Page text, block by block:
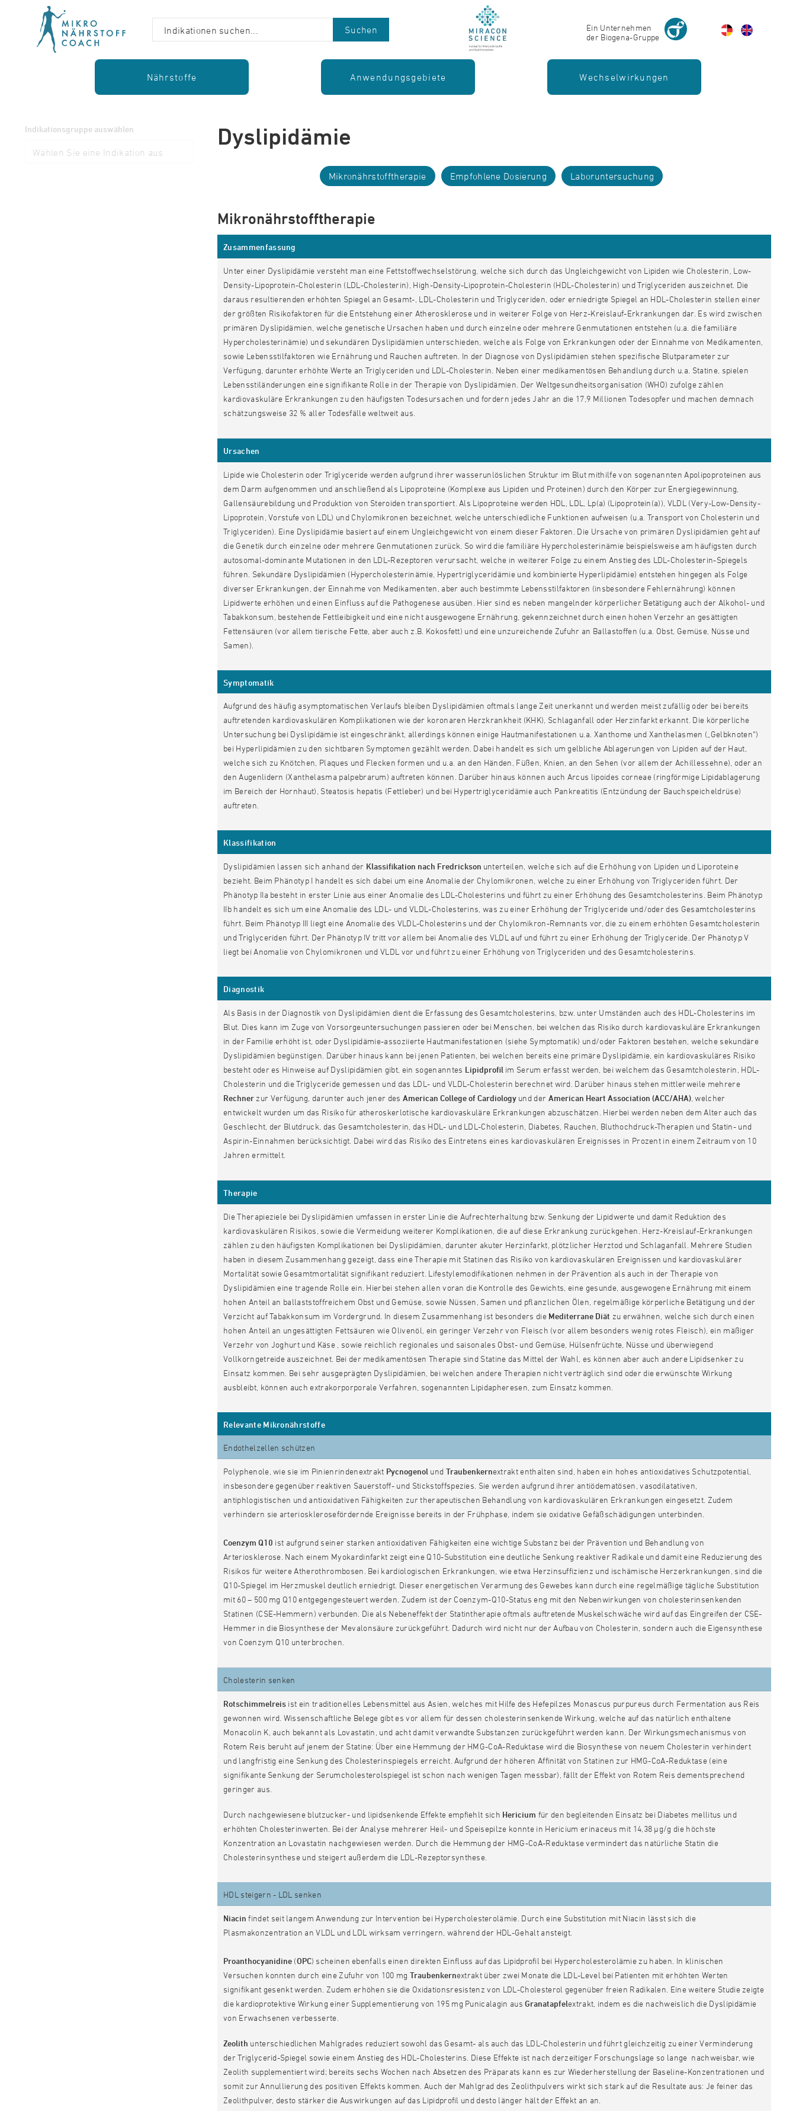
Suchen
Ein Unternehmen
der Biogena-Gruppe
Nährstoffe Anwendungsgebiete Wechselwirkungen
Dyslipidämie
Mikronährstofftherapie Empfohlene Dosierung Laboruntersuchung
Mikronährstofftherapie
Zusammenfassung
Unter einer Dyslipidämie versteht man eine Fettstoffwechselstörung, welche sich durch das Ungleichgewicht von Lipiden wie Cholesterin, Low-
Density-Lipoprotein-Cholesterin (LDL-Cholesterin), High-Density-Lipoprotein-Cholesterin (HDL-Cholesterin) und Triglyceriden auszeichnet. Die
daraus resultierenden erhöhten Spiegel an Gesamt-, LDL-Cholesterin und Triglyceriden, oder erniedrigte Spiegel an HDL-Cholesterin stellen einer
der größten Risikofaktoren für die Entstehung einer Atherosklerose und in weiterer Folge von Herz-Kreislauf-Erkrankungen dar. Es wird zwischen
primären Dyslipidämien, welche genetische Ursachen haben und durch einzelne oder mehrere Genmutationen entstehen (u.a. die familiäre
Hypercholesterinämie) und sekundären Dyslipidämien unterschieden, welche als Folge von Erkrankungen oder der Einnahme von Medikamenten,
sowie Lebensstilfaktoren wie Ernährung und Rauchen auftreten. In der Diagnose von Dyslipidämien stehen spezifische Blutparameter zur
Verfügung, darunter erhöhte Werte an Triglyceriden und LDL-Cholesterin. Neben einer medikamentösen Behandlung durch u.a. Statine, spielen
Lebensstiländerungen eine signifikante Rolle in der Therapie von Dyslipidämien. Der Weltgesundheitsorganisation (WHO) zufolge zählen
kardiovaskuläre Erkrankungen zu den häufigsten Todesursachen und fordern jedes Jahr an die 17,9 Millionen Todesopfer und machen demnach
schätzungsweise 32 % aller Todesfälle weltweit aus.
Ursachen
Lipide wie Cholesterin oder Triglyceride werden aufgrund ihrer wasserunlöslichen Struktur im Blut mithilfe von sogenannten Apolipoproteinen aus
dem Darm aufgenommen und anschließend als Lipoproteine (Komplexe aus Lipiden und Proteinen) durch den Körper zur Energiegewinnung,
Gallensäurebildung und Produktion von Steroiden transportiert. Als Lipoproteine werden HDL, LDL, Lp(a) (Lipoprotein(a)), VLDL (Very-Low-Density-
Lipoprotein, Vorstufe von LDL) und Chylomikronen bezeichnet, welche unterschiedliche Funktionen aufweisen (u.a. Transport von Cholesterin und
Triglyceriden). Eine Dyslipidämie basiert auf einem Ungleichgewicht von einem dieser Faktoren. Die Ursache von primären Dyslipidämien geht auf
die Genetik durch einzelne oder mehrere Genmutationen zurück. So wird die familiäre Hypercholesterinämie beispielsweise am häufigsten durch
autosomal-dominante Mutationen in den LDL-Rezeptoren verursacht, welche in weiterer Folge zu einem Anstieg des LDL-Cholesterin-Spiegels
führen. Sekundäre Dyslipidämien (Hypercholesterinämie, Hypertriglyceridämie und kombinierte Hyperlipidämie) entstehen hingegen als Folge
diverser Erkrankungen, der Einnahme von Medikamenten, aber auch bestimmte Lebensstilfaktoren (insbesondere Fehlernährung) können
Lipidwerte erhöhen und einen Einfluss auf die Pathogenese ausüben. Hier sind es neben mangelnder körperlicher Betätigung auch der Alkohol- und
Tabakkonsum, bestehende Fettleibigkeit und eine nicht ausgewogene Ernährung, gekennzeichnet durch einen hohen Verzehr an gesättigten
Fettensäuren (vor allem tierische Fette, aber auch z.B. Kokosfett) und eine unzureichende Zufuhr an Ballastoffen (u.a. Obst, Gemüse, Nüsse und
Samen).
Symptomatik
Aufgrund des häufig asymptomatischen Verlaufs bleiben Dyslipidämien oftmals lange Zeit unerkannt und werden meist zufällig oder bei bereits
auftretenden kardiovaskulären Komplikationen wie der koronaren Herzkrankheit (KHK), Schlaganfall oder Herzinfarkt erkannt. Die körperliche
Untersuchung bei Dyslipidämie ist eingeschränkt, allerdings können einige Hautmanifestationen u.a. Xanthome und Xanthelasmen („Gelbknoten“)
bei Hyperlipidämien zu den sichtbaren Symptomen gezählt werden. Dabei handelt es sich um gelbliche Ablagerungen von Lipiden auf der Haut,
welche sich zu Knötchen, Plaques und Flecken formen und u.a. an den Händen, Füßen, Knien, an den Sehen (vor allem der Achillessehne), oder an
den Augenlidern (Xanthelasma palpebrarum) auftreten können. Darüber hinaus können auch Arcus lipoides corneae (ringförmige Lipidablagerung
im Bereich der Hornhaut), Steatosis hepatis (Fettleber) und bei Hypertriglyceridämie auch Pankreatitis (Entzündung der Bauchspeicheldrüse)
auftreten.
Klassifikation
Dyslipidämien lassen sich anhand der Klassifikation nach Fredrickson unterteilen, welche sich auf die Erhöhung von Lipiden und Liporoteine
bezieht. Beim Phänotyp I handelt es sich dabei um eine Anomalie der Chylomikronen, welche zu einer Erhöhung von Triglyceriden führt. Der
Phänotyp IIa besteht in erster Linie aus einer Anomalie des LDL-Cholesterins und führt zu einer Erhöhung des Gesamtcholesterins. Beim Phänotyp
IIb handelt es sich um eine Anomalie des LDL- und VLDL-Cholesterins, was zu einer Erhöhung der Triglyceride und/oder des Gesamtcholesterins
führt. Beim Phänotyp III liegt eine Anomalie des VLDL-Cholesterins und der Chylomikron-Remnants vor, die zu einem erhöhten Gesamtcholesterin
und Triglyceriden führt. Der Phänotyp IV tritt vor allem bei Anomalie des VLDL auf und führt zu einer Erhöhung der Triglyceride. Der Phänotyp V
liegt bei Anomalie von Chylomikronen und VLDL vor und führt zu einer Erhöhung von Triglyceriden und des Gesamtcholesterins.
Diagnostik
Als Basis in der Diagnostik von Dyslipidämien dient die Erfassung des Gesamtcholesterins, bzw. unter Umständen auch des HDL-Cholesterins im
Blut. Dies kann im Zuge von Vorsorgeuntersuchungen passieren oder bei Menschen, bei welchen das Risiko durch kardiovaskuläre Erkrankungen
in der Familie erhöht ist, oder Dyslipidämie-assoziierte Hautmanifestationen (siehe Symptomatik) und/oder Faktoren bestehen, welche sekundäre
Dyslipidämien begünstigen. Darüber hinaus kann bei jenen Patienten, bei welchen bereits eine primäre Dyslipidämie, ein kardiovaskuläres Risiko
besteht oder es Hinweise auf Dyslipidämien gibt, ein sogenanntes Lipidprofil im Serum erfasst werden, bei welchem das Gesamtcholesterin, HDL-
Cholesterin und die Triglyceride gemessen und das LDL- und VLDL-Cholesterin berechnet wird. Darüber hinaus stehen mittlerweile mehrere
Rechner zur Verfügung, darunter auch jener des American College of Cardiologyund der American Heart Association (ACC/AHA), welcher
entwickelt wurden um das Risiko für atheroskerlotische kardiovaskuläre Erkrankungen abzuschätzen. Hierbei werden neben dem Alter auch das
Geschlecht, der Blutdruck, das Gesamtcholesterin, das HDL- und LDL-Cholesterin, Diabetes, Rauchen, Bluthochdruck-Therapien und Statin- und
Aspirin-Einnahmen berücksichtigt. Dabei wird das Risiko des Eintretens eines kardiovaskulären Ereignisses in Prozent in einem Zeitraum von 10
Jahren ermittelt.
Therapie
Die Therapieziele bei Dyslipidämien umfassen in erster Linie die Aufrechterhaltung bzw. Senkung der Lipidwerte und damit Reduktion des
kardiovaskulären Risikos, sowie die Vermeidung weiterer Komplikationen, die auf diese Erkrankung zurückgehen. Herz-Kreislauf-Erkrankungen
zählen zu den häufigsten Komplikationen bei Dyslipidämien, darunter akuter Herzinfarkt, plötzlicher Herztod und Schlaganfall. Mehrere Studien
haben in diesem Zusammenhang gezeigt, dass eine Therapie mit Statinen das Risiko von kardiovaskulären Ereignissen und kardiovaskulärer
Mortalität sowie Gesamtmortalität signifikant reduziert. Lifestylemodifikationen nehmen in der Prävention als auch in der Therapie von
Dyslipidämien eine tragende Rolle ein. Hierbei stehen allen voran die Kontrolle des Gewichts, eine gesunde, ausgewogene Ernährung mit einem
hohen Anteil an ballaststoffreichem Obst und Gemüse, sowie Nüssen, Samen und pflanzlichen Ölen, regelmäßige körperliche Betätigung und der
Verzicht auf Tabakkonsum im Vordergrund. In diesem Zusammenhang ist besonders die Mediterrane Diät zu erwähnen, welche sich durch einen
hohen Anteil an ungesättigten Fettsäuren wie Olivenöl, ein geringer Verzehr von Fleisch (vor allem besonders wenig rotes Fleisch), ein mäßiger
Verzehr von Joghurt und Käse , sowie reichlich regionales und saisonales Obst- und Gemüse, Hülsenfrüchte, Nüsse und überwiegend
Vollkorngetreide auszeichnet. Bei der medikamentösen Therapie sind Statine das Mittel der Wahl, es können aber auch andere Lipidsenker zu
Einsatz kommen. Bei sehr ausgeprägten Dyslipidämien, bei welchen andere Therapien nicht verträglich sind oder die erwünschte Wirkung
ausbleibt, können auch extrakorporporale Verfahren, sogenannten Lipidapheresen, zum Einsatz kommen.
Relevante Mikronährstoffe
Endothelzellen schützen
Polyphenole, wie sie im Pinienrindenextrakt Pycnogenol und Traubenkernextrakt enthalten sind, haben ein hohes antioxidatives Schutzpotential,
insbesondere gegenüber reaktiven Sauerstoff- und Stickstoffspezies. Sie werden aufgrund ihrer antiödematösen, vasodilatativen,
antiphlogistischen und antioxidativen Fähigkeiten zur therapeutischen Behandlung von kardiovaskulären Erkrankungen eingesetzt. Zudem
verhindern sie arteriosklerosefördernde Ereignisse bereits in der Frühphase, indem sie oxidative Gefäßschädigungen unterbinden.
Coenzym Q10 ist aufgrund seiner starken antioxidativen Fähigkeiten eine wichtige Substanz bei der Prävention und Behandlung von
Arteriosklerose. Nach einem Myokardinfarkt zeigt eine Q10-Substitution eine deutliche Senkung reaktiver Radikale und damit eine Reduzierung des
Risikos für weitere Atherothrombosen. Bei kardiologischen Erkrankungen, wie etwa Herzinsuffizienz und ischämische Herzerkrankungen, sind die
Q10-Spiegel im Herzmuskel deutlich erniedrigt. Dieser energetischen Verarmung des Gewebes kann durch eine regelmäßige tägliche Substitution
mit 60 – 500 mg Q10 entgegengesteuert werden. Zudem ist der Coenzym-Q10-Status eng mit den Nebenwirkungen von cholesterinsenkenden
Statinen (CSE-Hemmern) verbunden. Die als Nebeneffekt der Statintherapie oftmals auftretende Muskelschwäche wird auf das Eingreifen der CSE-
Hemmer in die Biosynthese der Mevalonsäure zurückgeführt. Dadurch wird nicht nur der Aufbau von Cholesterin, sondern auch die Eigensynthese
von Coenzym Q10 unterbrochen.
Cholesterin senken
Rotschimmelreis ist ein traditionelles Lebensmittel aus Asien, welches mit Hilfe des Hefepilzes Monascus purpureus durch Fermentation aus Reis
gewonnen wird. Wissenschaftliche Belege gibt es vor allem für dessen cholesterinsenkende Wirkung, welche auf das natürlich enthaltene
Monacolin K, auch bekannt als Lovastatin, und acht damit verwandte Substanzen zurückgeführt werden kann. Der Wirkungsmechanismus von
Rotem Reis beruht auf jenem der Statine: Über eine Hemmung der HMG-CoA-Reduktase wird die Biosynthese von neuem Cholesterin verhindert
und langfristig eine Senkung des Cholesterinspiegels erreicht. Aufgrund der höheren Affinität von Statinen zur HMG-CoA-Reduktase (eine
signifikante Senkung der Serumcholesterolspiegel ist schon nach wenigen Tagen messbar), fällt der Effekt von Rotem Reis dementsprechend
geringer aus.
Durch nachgewiesene blutzucker- und lipidsenkende Effekte empfiehlt sich Hericium für den begleitenden Einsatz bei Diabetes mellitus und
erhöhten Cholesterinwerten. Bei der Analyse mehrerer Heil- und Speisepilze konnte in Hericium erinaceus mit 14,38 μg/g die höchste
Konzentration an Lovastatin nachgewiesen werden. Durch die Hemmung der HMG-CoA-Reduktase vermindert das natürliche Statin die
Cholesterinsynthese und steigert außerdem die LDL-Rezeptorsynthese.
HDL steigern - LDL senken
Niacin findet seit langem Anwendung zur Intervention bei Hypercholesterolämie. Durch eine Substitution mit Niacin lässt sich die
Plasmakonzentration an VLDL und LDL wirksam verringern, während der HDL-Gehalt ansteigt.
Proanthocyanidine (OPC) scheinen ebenfalls einen direkten Einfluss auf das Lipidprofil bei Hypercholesterolämie zu haben. In klinischen
Versuchen konnten durch eine Zufuhr von 100 mg Traubenkernextrakt über zwei Monate die LDL-Level bei Patienten mit erhöhten Werten
signifikant gesenkt werden. Zudem erhöhen sie die Oxidationsresistenz von LDL-Cholesterol gegenüber freien Radikalen. Eine weitere Studie zeigte
die kardioprotektive Wirkung einer Supplementierung von 195 mg Punicalagin aus Granatapfelextrakt, indem es die nachweislich die Dyslipidämie
von Erwachsenen verbesserte.
Zeolith unterschiedlichen Mahlgrades reduziert sowohl das Gesamt- als auch das LDL-Cholesterin und führt gleichzeitig zu einer Verminderung
der Triglycerid-Spiegel sowie einem Anstieg des HDL-Cholesterins. Diese Effekte ist nach derzeitiger Forschungslage so lange nachweisbar, wie
Zeolith supplementiert wird; bereits sechs Wochen nach Absetzen des Präparats kann es zur Wiederherstellung der Baseline-Konzentrationen und
somit zur Annullierung des positiven Effekts kommen. Auch der Mahlgrad des Zeolithpulvers wirkt sich stark auf die Resultate aus: Je feiner das
Zeolithpulver, desto stärker die Auswirkungen auf das Lipidprofil und desto länger hält der Effekt an an.
Indikationsgruppe auswählen